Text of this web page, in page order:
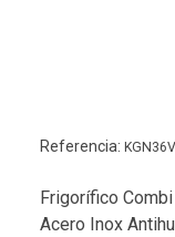
Referencia:
Frigorífico
Acero Inox